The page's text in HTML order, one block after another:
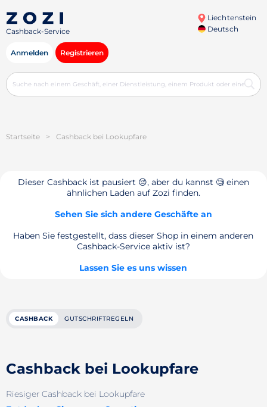
Cashback-Service
Liechtenstein
Deutsch
Anmelden Registrieren
Startseite > Cashback bei Lookupfare
Dieser Cashback ist pausiert 😔, aber du kannst 🧐 einen
ähnlichen Laden auf Zozi finden.
Sehen Sie sich andere Geschäfte an
Haben Sie festgestellt, dass dieser Shop in einem anderen
Cashback-Service aktiv ist?
Lassen Sie es uns wissen
CASHBACK GUTSCHRIFTREGELN
Cashback bei Lookupfare
Riesiger Cashback bei Lookupfare